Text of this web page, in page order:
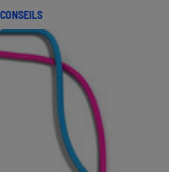
CONSEILS